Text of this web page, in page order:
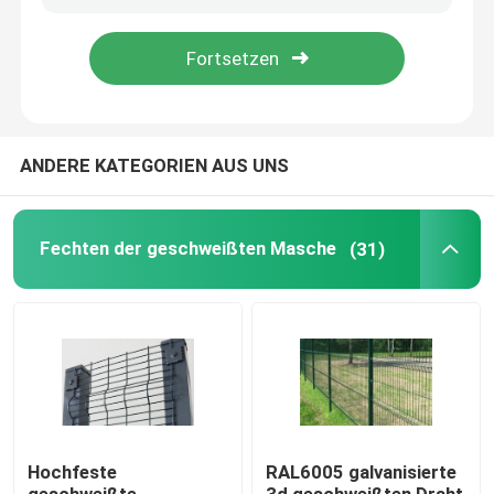
VR-Show
Kontaktiere uns
Nachrichten
Fechten der geschweißten Masche
ANDERE KATEGORIEN AUS UNS
Fechten der geschweißten Masche (31)
Hochfeste
RAL6005 galvanisierte